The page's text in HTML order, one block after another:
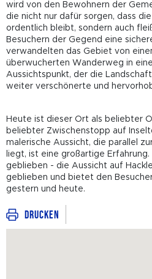
wird von den Bewohnern der
die nicht nur dafür sorgen, dass
ordentlich bleibt, sondern auch
Besuchern der Gegend eine
verwandelten das Gebiet von
überwucherten Wanderweg in
Aussichtspunkt, der die
weiter verschönerte und
Heute ist dieser Ort als beliebter
beliebter Zwischenstopp auf
malerische Aussicht, die parallel
liegt, ist eine großartige
geblieben - die Aussicht auf
geblieben und bietet den
gestern und heute.
Drucken